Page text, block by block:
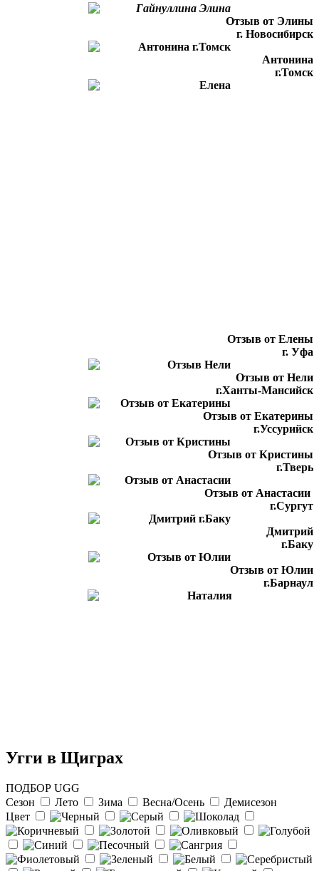
Отзыв от Элины
г. Новосибирск
Антонина
г.Томск
Отзыв от Елены
г. Уфа
Отзыв от Нели
г.Ханты-Мансийск
Отзыв от Екатерины
г.Уссурийск
Отзыв от Кристины
г.Тверь
Отзыв от Анастасии
г.Сургут
Дмитрий
г.Баку
Отзыв от Юлии
г.Барнаул
Отзыв от Натальи
г.Красноярск
Угги в Щиграх
ПОДБОР UGG
Сезон
Лето Зима Весна/Осень
Демисезон
Цвет